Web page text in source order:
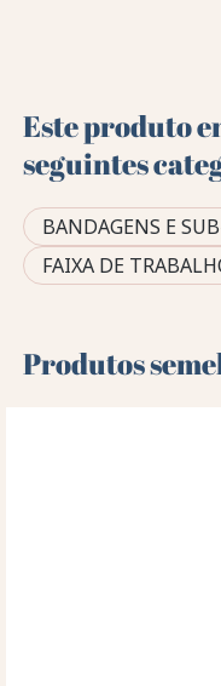
Este produto
seguintes
BANDAGENS E
FAIXA DE
Produtos